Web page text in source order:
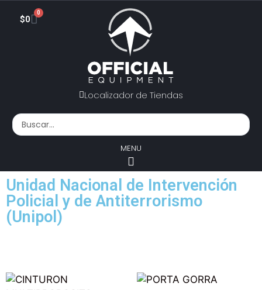
$0
0
Localizador de Tiendas
MENU
Unidad Nacional de Intervención
Policial y de Antiterrorismo
(Unipol)